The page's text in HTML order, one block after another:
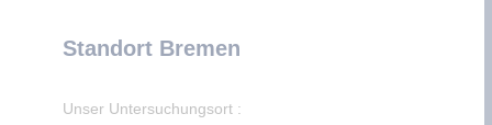
Standort Bremen
Unser Untersuchungsort :